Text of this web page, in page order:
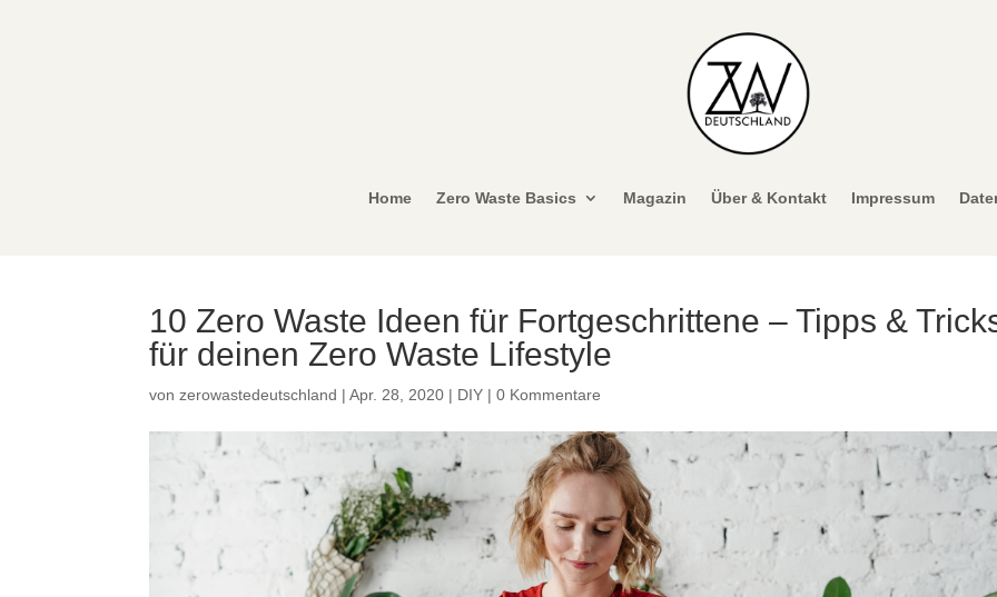
Home Zero Waste Basics Magazin Über & Kontakt Impressum
10 Zero Waste Ideen für Fortgeschrittene – Tipps &
für deinen Zero Waste Lifestyle
vonzerowastedeutschland |Apr. 28, 2020 | DIY |0 Kommentare